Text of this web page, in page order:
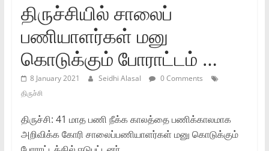
திருச்சியில் சாலைப்
பணியாளர்கள் மனு
கொடுக்கும் போராட்டம் …
8 January 2021 Seidhi Alasal
0 Comments
திருச்சி
திருச்சி: 41 மாத பணி நீக்க காலத்தை பணிக்காலமாக
அறிவிக்க கோரி சாலைப்பணியாளர்கள் மனு கொடுக்கும்